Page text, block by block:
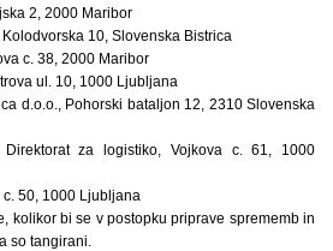
2, 2000 Maribor
10, Slovenska Bistrica
c. 38, 2000 Maribor
ul. 10, 1000 Ljubljana
d.o.o., Pohorski bataljon 12, 2310 Slovenska
za logistiko, Vojkova c. 61, 1000
50, 1000 Ljubljana
kolikor bi se v postopku priprave sprememb in
so tangirani.